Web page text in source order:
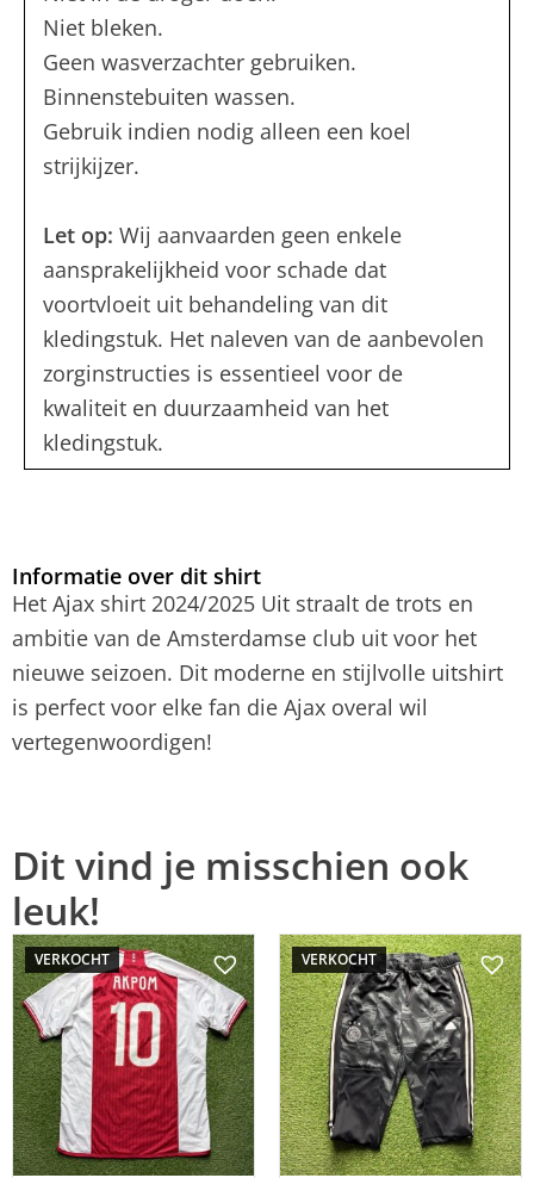
Niet bleken.
Geen wasverzachter gebruiken.
Binnenstebuiten wassen.
Gebruik indien nodig alleen een koel
strijkijzer.
Let op: Wij aanvaarden geen enkele
aansprakelijkheid voor schade dat
voortvloeit uit behandeling van dit
kledingstuk. Het naleven van de aanbevolen
zorginstructies is essentieel voor de
kwaliteit en duurzaamheid van het
kledingstuk.
Informatie over dit shirt
Het Ajax shirt 2024/2025 Uit straalt de trots en
ambitie van de Amsterdamse club uit voor het
nieuwe seizoen. Dit moderne en stijlvolle uitshirt
is perfect voor elke fan die Ajax overal wil
vertegenwoordigen!
Dit vind je misschien ook
leuk!
VERKOCHT VERKOCHT